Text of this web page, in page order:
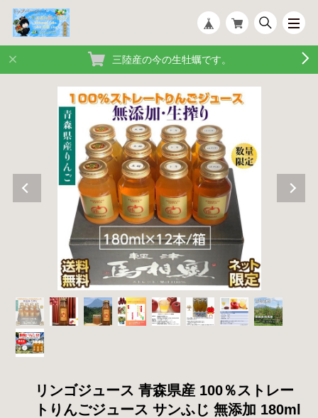
三陸産の今の生牡蠣です。
リンゴジュース 青森県産 100％ストレー
トりんごジュース サンふじ 無添加 180ml